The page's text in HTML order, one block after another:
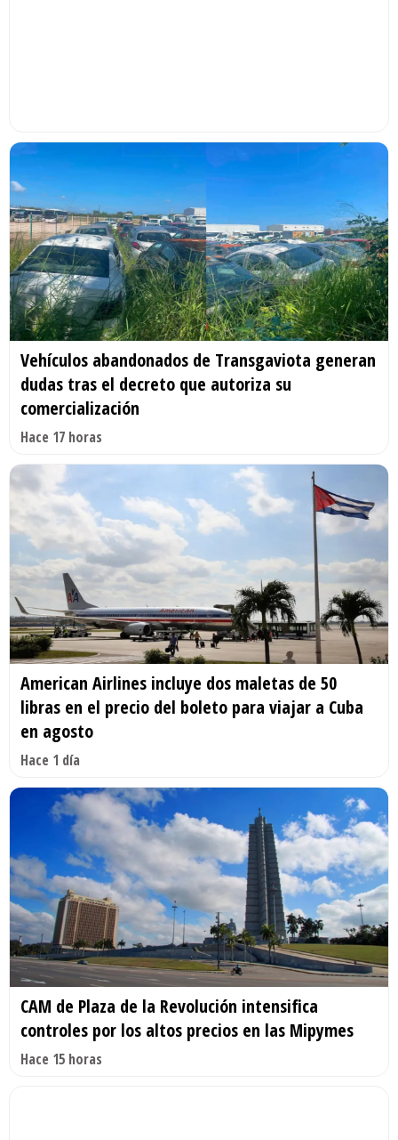
Vehículos abandonados de Transgaviota generan
dudas tras el decreto que autoriza su
comercialización
Hace 17 horas
American Airlines incluye dos maletas de 50
libras en el precio del boleto para viajar a Cuba
en agosto
Hace 1 día
CAM de Plaza de la Revolución intensifica
controles por los altos precios en las Mipymes
Hace 15 horas